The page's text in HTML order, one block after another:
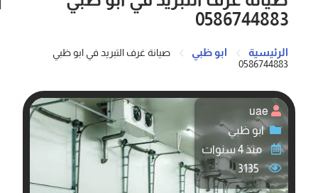
0586744883
الرئيسية ابو ظبي
صيانة غرف التبريد في ابو ظبي
0586744883
uae
ابو ظبي
منذ 4 سنوات